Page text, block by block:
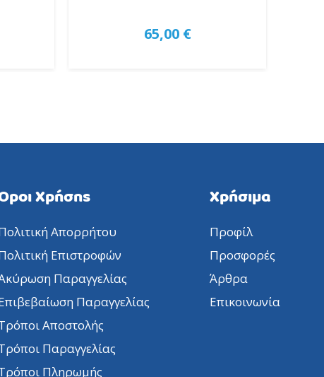
65,00 €
Χρήσης
Απορρήτου
Επιστροφών
Παραγγελίας
Παραγγελίας
Αποστολής
Παραγγελίας
Πληρωμής
Χρήσιμα
Προφίλ
Προσφορές
Άρθρα
Επικοινωνία